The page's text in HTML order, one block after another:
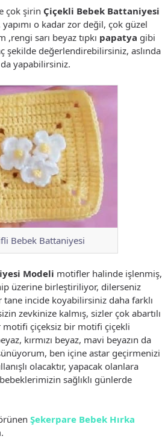
çok şirin Çiçekli Bebek Battaniyesi
o kadar zor değil, çok güzel
sarı beyaz tıpkı papatya gibi
şekilde değerlendirebilirsiniz, aslında
yapabilirsiniz.
Bebek Battaniyesi
Modeli motifler halinde işlenmiş,
üzerine birleştiriliyor, dilerseniz
tane incide koyabilirsiniz daha farklı
zevkinize kalmış, sizler çok abartılı
motifi çiçeksiz bir motifi çiçekli
kırmızı beyaz, mavi beyazın da
ben içine astar geçirmenizi
olacaktır, yapacak olanlara
sağlıklı günlerde
Şekerpare Bebek Hırka